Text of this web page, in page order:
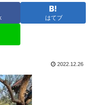
はてブ
2022.12.26